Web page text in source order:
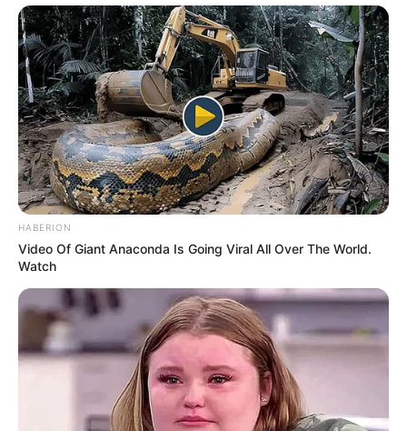
HABERION
Video Of Giant Anaconda Is Going Viral All Over The World.
Watch